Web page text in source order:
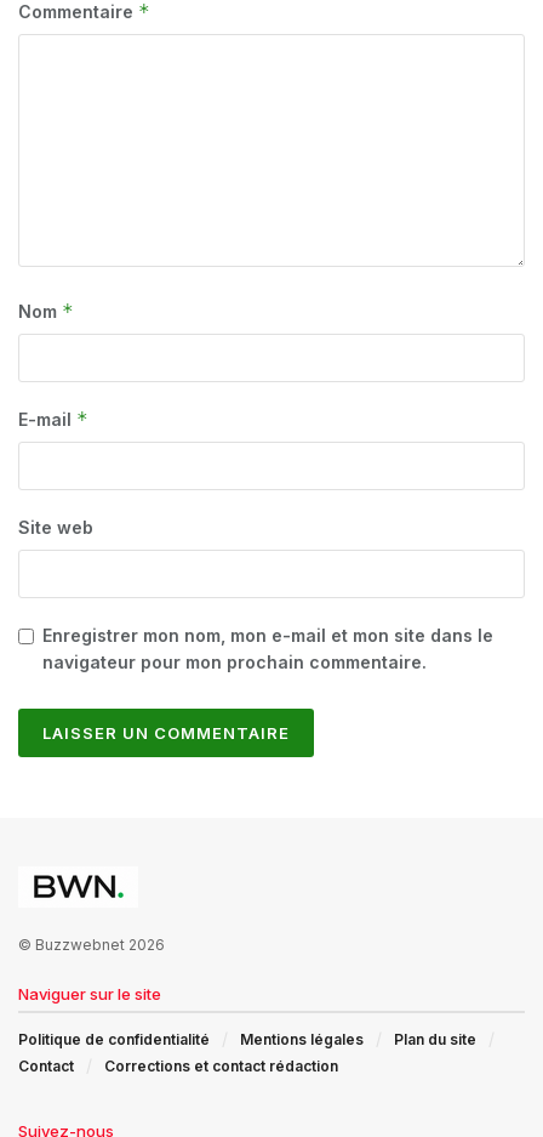
Commentaire *
Nom *
E-mail *
Site web
Enregistrer mon nom, mon e-mail et mon site dans le
navigateur pour mon prochain commentaire.
© Buzzwebnet 2026
Naviguer sur le site
Politique de confidentialité Mentions légales
Plan du site
Contact
Corrections et contact rédaction
Suivez-nous